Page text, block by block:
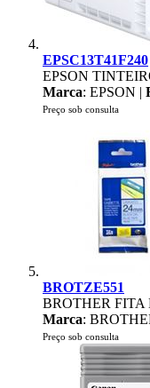
EPSC13T41F240
EPSON
Marca: EPSON |
Preço sob consulta
BROTZE551
BROTHER
Marca:
Preço sob consulta